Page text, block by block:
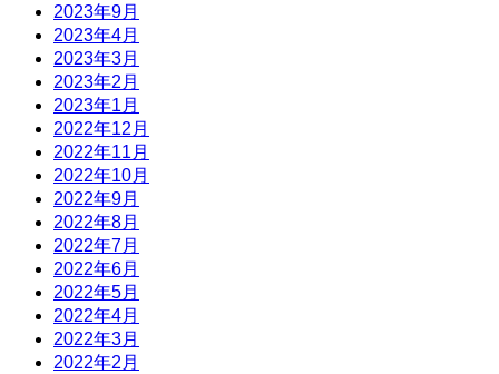
2023年9月
2023年4月
2023年3月
2023年2月
2023年1月
2022年12月
2022年11月
2022年10月
2022年9月
2022年8月
2022年7月
2022年6月
2022年5月
2022年4月
2022年3月
2022年2月